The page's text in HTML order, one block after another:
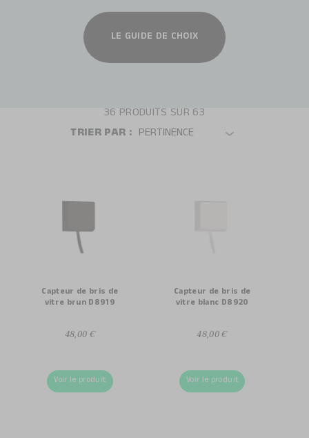
36 PRODUITS SUR 63
TRIER PAR :
Capteur de bris de
vitre brun D8919
48,00 €
Voir le produit
Capteur de bris de
vitre blanc D8920
48,00 €
Voir le produit
LE GUIDE DE CHOIX